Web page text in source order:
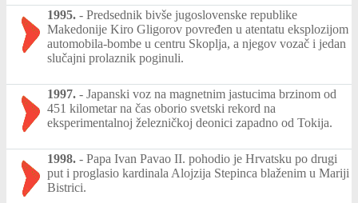
1995. - Predsednik bivše jugoslovenske republike
Makedonije Kiro Gligorov povređen u atentatu eksplozijom
automobila-bombe u centru Skoplja, a njegov vozač i jedan
slučajni prolaznik poginuli.
1997. - Japanski voz na magnetnim jastucima brzinom od
451 kilometar na čas oborio svetski rekord na
eksperimentalnoj železničkoj deonici zapadno od Tokija.
1998. - Papa Ivan Pavao II. pohodio je Hrvatsku po drugi
put i proglasio kardinala Alojzija Stepinca blaženim u Mariji
Bistrici.